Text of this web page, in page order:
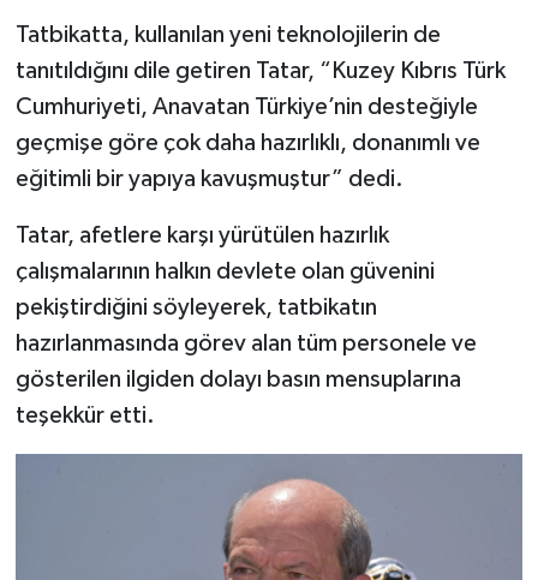
Tatbikatta, kullanılan yeni teknolojilerin de
tanıtıldığını dile getiren Tatar, “Kuzey Kıbrıs Türk
Cumhuriyeti, Anavatan Türkiye’nin desteğiyle
geçmişe göre çok daha hazırlıklı, donanımlı ve
eğitimli bir yapıya kavuşmuştur” dedi.
Tatar, afetlere karşı yürütülen hazırlık
çalışmalarının halkın devlete olan güvenini
pekiştirdiğini söyleyerek, tatbikatın
hazırlanmasında görev alan tüm personele ve
gösterilen ilgiden dolayı basın mensuplarına
teşekkür etti.